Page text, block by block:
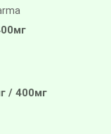
/ 400мг